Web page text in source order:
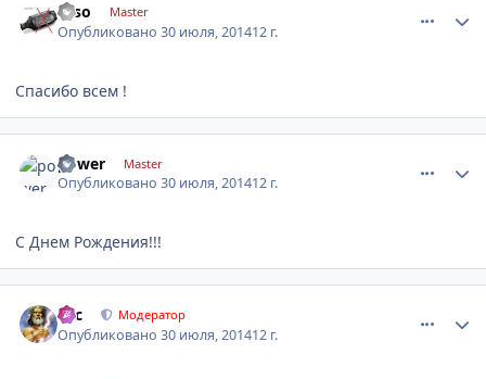
Esso Master
Опубликовано30 июля, 201412 г.
Спасибо всем !
power Master
Опубликовано30 июля, 201412 г.
С Днем Рождения!!!
тас Модератор
Опубликовано30 июля, 201412 г.